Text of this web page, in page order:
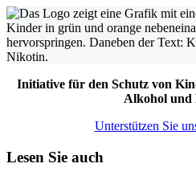
Initiative für den Schutz von
Alkohol und
Unterstützen Sie
Lesen Sie auch